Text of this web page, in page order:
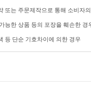
또는 주문제작으로 통해 소비자
능한 상품 등의 포장을 훼손한 경
등 단순 기호차이에 의한 경우